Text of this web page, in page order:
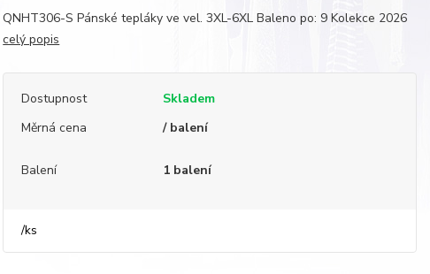
QNHT306-S Pánské tepláky ve vel. 3XL-6XL Baleno po: 9 Kolekce 2026
celý popis
Dostupnost
Skladem
Měrná cena
/ balení
Balení 1 balení
/ks